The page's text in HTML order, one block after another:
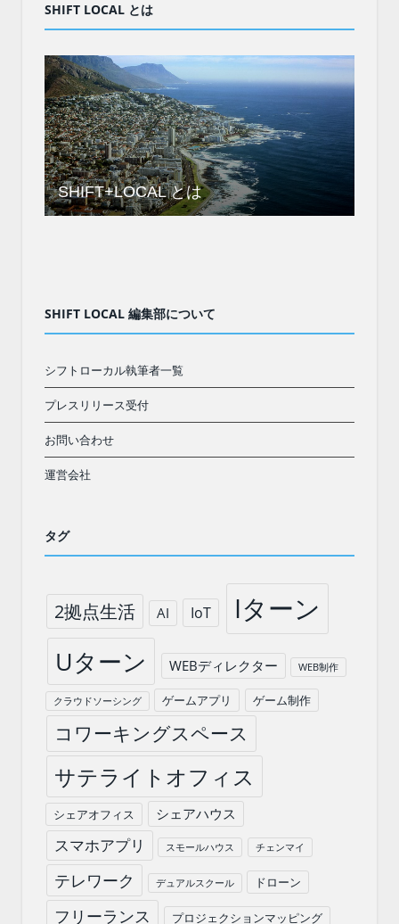
SHIFT LOCAL とは
SHIFT+LOCAL とは
SHIFT LOCAL 編集部について
シフトローカル執筆者一覧
プレスリリース受付
お問い合わせ
運営会社
タグ
2拠点生活 AI IoT Iターン
Uターン WEBディレクター WEB制作
クラウドソーシング ゲームアプリ ゲーム制作
コワーキングスペース
サテライトオフィス
シェアオフィス シェアハウス
スマホアプリ スモールハウス チェンマイ
テレワーク デュアルスクール ドローン
フリーランス プロジェクションマッピング